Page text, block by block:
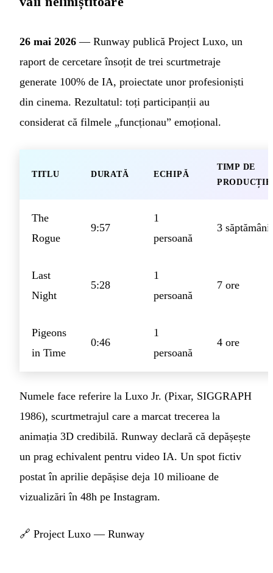
26 mai 2026 — Runway publică Project Luxo, un
raport de cercetare însoțit de trei scurtmetraje
generate 100% de IA, proiectate unor profesioniști
din cinema. Rezultatul: toți participanții au
considerat că filmele „funcționau” emoțional.
TITLU DURATĂ ECHIPĂ
TIMP DE
PRODUCȚIE
The
Rogue
9:57
1
persoană
3 săptămâni
Last
Night
5:28
1
persoană
7 ore
Pigeons
in Time
0:46
1
persoană
4 ore
Numele face referire la Luxo Jr. (Pixar, SIGGRAPH
1986), scurtmetrajul care a marcat trecerea la
animația 3D credibilă. Runway declară că depășește
un prag echivalent pentru video IA. Un spot fictiv
postat în aprilie depășise deja 10 milioane de
vizualizări în 48h pe Instagram.
🔗 Project Luxo — Runway